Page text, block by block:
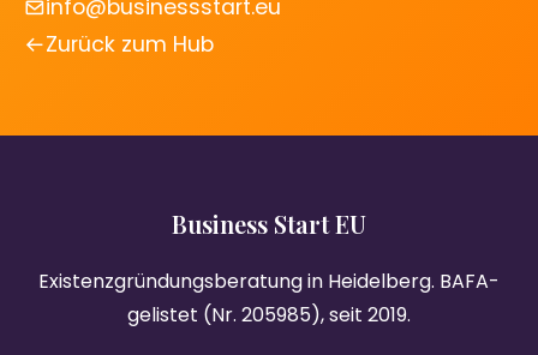
info@businessstart.eu
Zurück zum Hub
Business Start EU
Existenzgründungsberatung in Heidelberg. BAFA-
gelistet (Nr. 205985), seit 2019.